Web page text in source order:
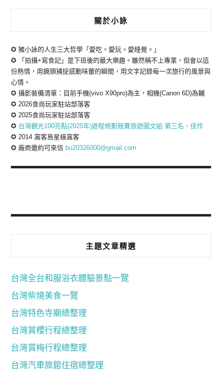
關於小詠
✪ 豬小詠的人生三大哲學「愛吃。愛玩。愛睡覺。」
✪ 「拍攝+寫食記」是下班後的最大樂趣。雖然稱不上專業，但會以這
份熱情，用鏡頭捕捉感動味蕾的瞬間，用文字記錄每一次旅行的風景與
心情。
✪ 攝影裝備清單：目前手機(vivo X90pro)為主，相機(Canon 6D)為輔
✪ 2026食尚玩家駐站部落客
✪ 2025食尚玩家駐站部落客
✪ 台灣觀光100亮點(2025年)遊程規劃競賽旅遊圖文組 第三名、佳作
✪ 2014 窩客島星級窩客
✪ 廠商邀約可來信 bo20326000@gmail.com
主題文章精選
台灣全台和服浴衣體驗景點一覽
台灣柴燒美食一覽
台灣特色寺廟總整理
台灣賞櫻行程總整理
台灣賞梅行程總整理
台灣汽車旅館住宿總整理